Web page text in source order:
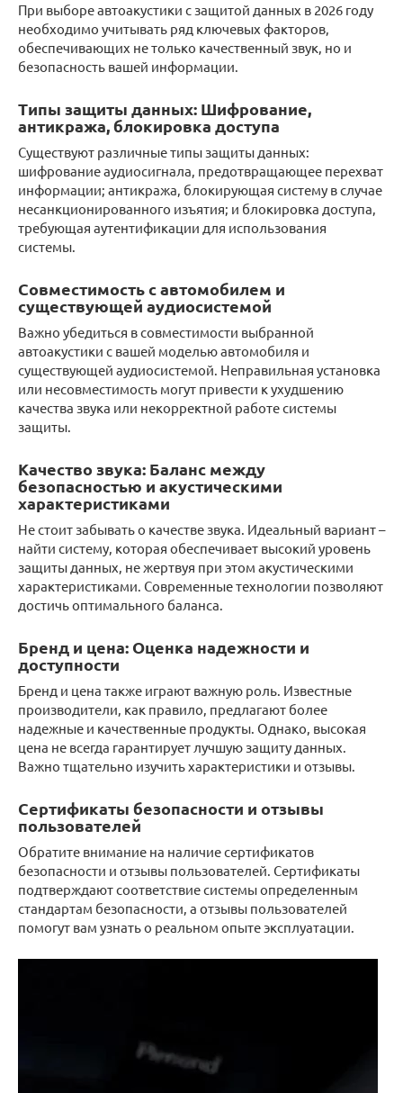
При выборе автоакустики с защитой данных в 2026 году
необходимо учитывать ряд ключевых факторов,
обеспечивающих не только качественный звук, но и
безопасность вашей информации.
Типы защиты данных: Шифрование,
антикража, блокировка доступа
Существуют различные типы защиты данных:
шифрование аудиосигнала, предотвращающее перехват
информации; антикража, блокирующая систему в случае
несанкционированного изъятия; и блокировка доступа,
требующая аутентификации для использования
системы.
Совместимость с автомобилем и
существующей аудиосистемой
Важно убедиться в совместимости выбранной
автоакустики с вашей моделью автомобиля и
существующей аудиосистемой. Неправильная установка
или несовместимость могут привести к ухудшению
качества звука или некорректной работе системы
защиты.
Качество звука: Баланс между
безопасностью и акустическими
характеристиками
Не стоит забывать о качестве звука. Идеальный вариант –
найти систему, которая обеспечивает высокий уровень
защиты данных, не жертвуя при этом акустическими
характеристиками. Современные технологии позволяют
достичь оптимального баланса.
Бренд и цена: Оценка надежности и
доступности
Бренд и цена также играют важную роль. Известные
производители, как правило, предлагают более
надежные и качественные продукты. Однако, высокая
цена не всегда гарантирует лучшую защиту данных.
Важно тщательно изучить характеристики и отзывы.
Сертификаты безопасности и отзывы
пользователей
Обратите внимание на наличие сертификатов
безопасности и отзывы пользователей. Сертификаты
подтверждают соответствие системы определенным
стандартам безопасности, а отзывы пользователей
помогут вам узнать о реальном опыте эксплуатации.